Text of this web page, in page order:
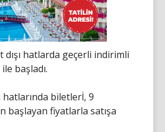
dışı hatlarda geçerli indirimli
başladı.
hatlarında biletlerİ, 9
başlayan fiyatlarla satışa